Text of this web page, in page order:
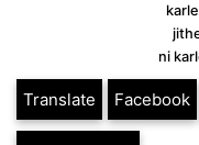
ni
Translate Facebook